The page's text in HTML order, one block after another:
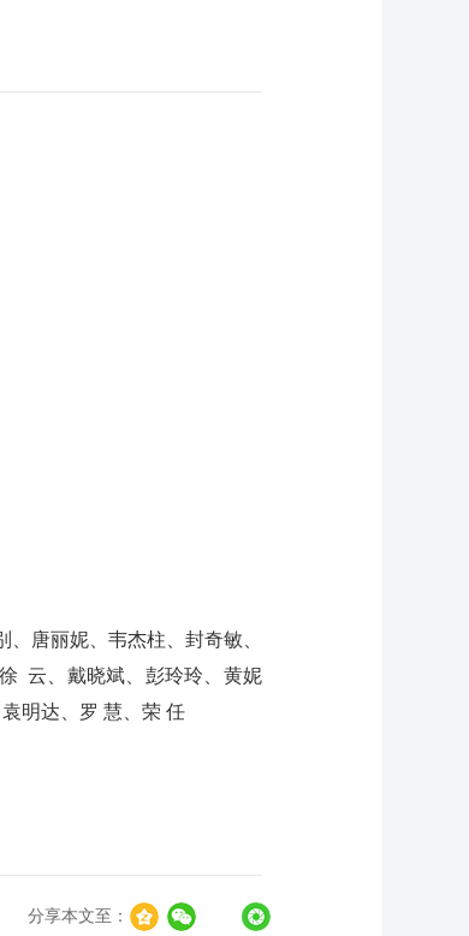
唐丽妮、韦杰柱、封奇敏、
云、戴晓斌、彭玲玲、黄妮
明达、罗 慧、荣 任
分享本文至：